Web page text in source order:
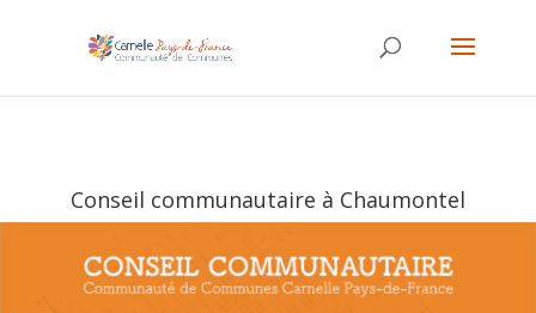
Conseil communautaire à Chaumontel